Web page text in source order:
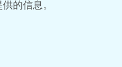
的信息。